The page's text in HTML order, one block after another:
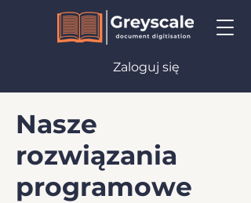
Zaloguj się
Nasze
rozwiązania
programowe